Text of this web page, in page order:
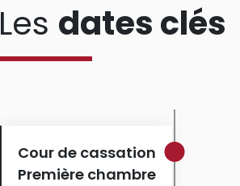
Les dates clés
Cour de cassation
Première chambre